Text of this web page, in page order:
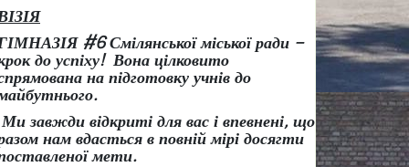
#6 Смілянської міської ради –
до успіху! Вона цілковито
на підготовку учнів до
Ми завжди відкриті для вас і впевнені, що
нам вдасться в повній мірі досягти
мети.